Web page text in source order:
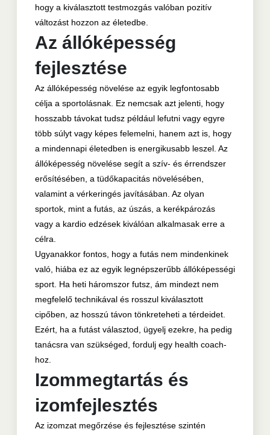
hogy a kiválasztott testmozgás valóban pozitív
változást hozzon az életedbe.
Az állóképesség
fejlesztése
Az állóképesség növelése az egyik legfontosabb
célja a sportolásnak. Ez nemcsak azt jelenti, hogy
hosszabb távokat tudsz például lefutni vagy egyre
több súlyt vagy képes felemelni, hanem azt is, hogy
a mindennapi életedben is energikusabb leszel. Az
állóképesség növelése segít a szív- és érrendszer
erősítésében, a tüdőkapacitás növelésében,
valamint a vérkeringés javításában. Az olyan
sportok, mint a futás, az úszás, a kerékpározás
vagy a kardio edzések kiválóan alkalmasak erre a
célra.
Ugyanakkor fontos, hogy a futás nem mindenkinek
való, hiába ez az egyik legnépszerűbb állóképességi
sport. Ha heti háromszor futsz, ám mindezt nem
megfelelő technikával és rosszul kiválasztott
cipőben, az hosszú távon tönkreteheti a térdeidet.
Ezért, ha a futást választod, ügyelj ezekre, ha pedig
tanácsra van szükséged, fordulj egy health coach-
hoz.
Izommegtartás és
izomfejlesztés
Az izomzat megőrzése és fejlesztése szintén